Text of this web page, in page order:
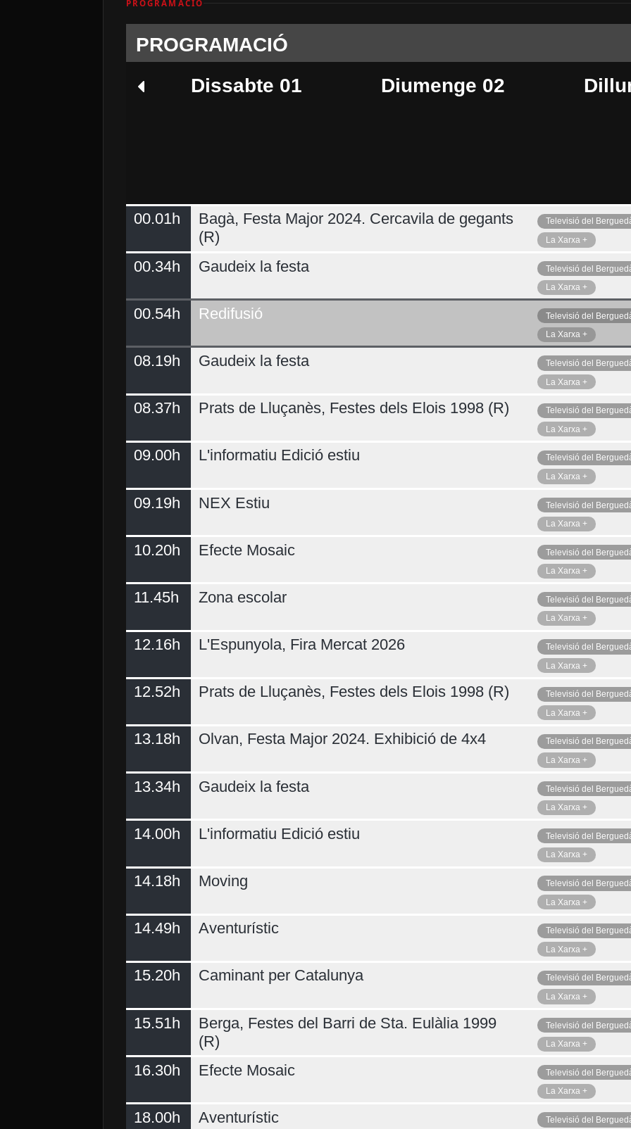
PROGRAMACIÓ
PROGRAMACIÓ
Dissabte 01
Diumenge 02
Dimarts 04 Dimecres 05 Ahir
Demà
00.01h
Bagà, Festa Major 2024. Cercavila de gegants
(R)
Televisió del
La Xarxa +
00.34h Gaudeix la festa
Televisió del
La Xarxa +
00.54h Redifusió
Televisió del
La Xarxa +
08.19h Gaudeix la festa
Televisió del
La Xarxa +
08.37h Prats de Lluçanès, Festes dels Elois 1998 (R)
Televisió del
La Xarxa +
09.00h L'informatiu Edició estiu
Televisió del
La Xarxa +
09.19h NEX Estiu
Televisió del
La Xarxa +
10.20h Efecte Mosaic
Televisió del
La Xarxa +
11.45h Zona escolar
Televisió del
La Xarxa +
12.16h L'Espunyola, Fira Mercat 2026
Televisió del
La Xarxa +
12.52h Prats de Lluçanès, Festes dels Elois 1998 (R)
Televisió del
La Xarxa +
13.18h Olvan, Festa Major 2024. Exhibició de 4x4
Televisió del
La Xarxa +
13.34h Gaudeix la festa
Televisió del
La Xarxa +
14.00h L'informatiu Edició estiu
Televisió del
La Xarxa +
14.18h Moving
Televisió del
La Xarxa +
14.49h Aventurístic
Televisió del
La Xarxa +
15.20h Caminant per Catalunya
Televisió del
La Xarxa +
15.51h
Berga, Festes del Barri de Sta. Eulàlia 1999
(R)
Televisió del
La Xarxa +
16.30h Efecte Mosaic
Televisió del
La Xarxa +
18.00h Aventurístic
Televisió del